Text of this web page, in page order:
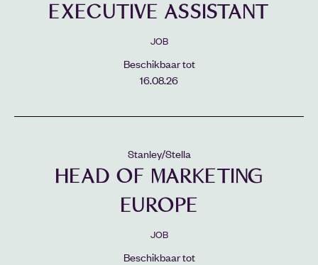
EXECUTIVE ASSISTANT
JOB
Beschikbaar tot
16.08.26
Stanley/Stella
HEAD OF MARKETING
EUROPE
JOB
Beschikbaar tot